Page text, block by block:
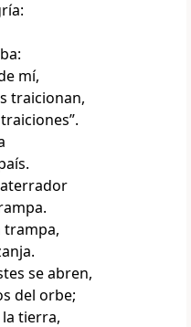
mí,
traicionan,
trampa,
se abren,
del orbe;
tierra,